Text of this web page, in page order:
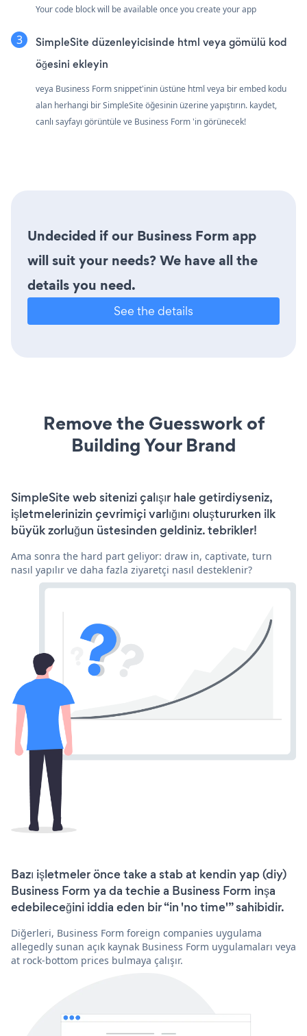
Your code block will be available once you create your app
SimpleSite düzenleyicisinde html veya gömülü kod
öğesini ekleyin
veya Business Form snippet'inin üstüne html veya bir embed kodu
alan herhangi bir SimpleSite öğesinin üzerine yapıştırın. kaydet,
canlı sayfayı görüntüle ve Business Form 'in görünecek!
Undecided if our Business Form app
will suit your needs? We have all the
details you need.
See the details
Remove the Guesswork of
Building Your Brand
SimpleSite web sitenizi çalışır hale getirdiyseniz,
işletmelerinizin çevrimiçi varlığını oluştururken ilk
büyük zorluğun üstesinden geldiniz. tebrikler!
Ama sonra the hard part geliyor: draw in, captivate, turn
nasıl yapılır ve daha fazla ziyaretçi nasıl desteklenir?
Bazı işletmeler önce take a stab at kendin yap (diy)
Business Form ya da techie a Business Form inşa
edebileceğini iddia eden bir “in 'no time'” sahibidir.
Diğerleri, Business Form foreign companies uygulama
allegedly sunan açık kaynak Business Form uygulamaları veya
at rock-bottom prices bulmaya çalışır.